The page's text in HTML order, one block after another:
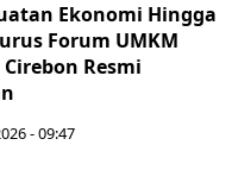
Ekonomi Hingga
Forum UMKM
Resmi
- 09:47